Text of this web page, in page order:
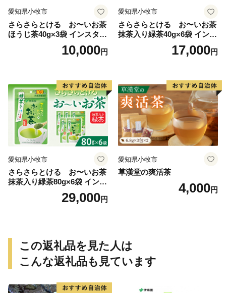
愛知県小牧市
さらさらとける お〜いお茶
ほうじ茶40g×3袋 インスタン
トほうじ茶 粉末ほうじ茶 粉
末茶 おーいお茶 粉末緑茶
10,000円
愛知県小牧市
さらさらとける お〜いお茶
抹茶入り緑茶40g×6袋 インス
タント緑茶 粉末緑茶 粉末茶
おーいお茶 粉末緑茶17,000円
愛知県小牧市
さらさらとける お〜いお茶
抹茶入り緑茶80g×6袋 インス
タント緑茶 粉末緑茶 粉末茶
おーいお茶 粉末緑茶29,000円
愛知県小牧市
草漢堂の爽活茶
4,000円
この返礼品を見た人は
こんな返礼品も見ています